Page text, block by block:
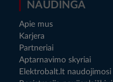
NAUDINGA
Apie mus
Karjera
Partneriai
Aptarnavimo skyriai
Elektrobalt.lt naudojimosi